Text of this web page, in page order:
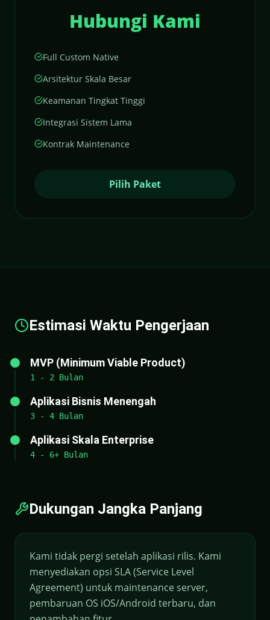
Hubungi Kami
Full Custom Native
Arsitektur Skala Besar
Keamanan Tingkat Tinggi
Integrasi Sistem Lama
Kontrak Maintenance
Pilih Paket
Estimasi Waktu Pengerjaan
MVP (Minimum Viable Product)
1 - 2 Bulan
Aplikasi Bisnis Menengah
3 - 4 Bulan
Aplikasi Skala Enterprise
4 - 6+ Bulan
Dukungan Jangka Panjang
Kami tidak pergi setelah aplikasi rilis. Kami
menyediakan opsi SLA (Service Level
Agreement) untuk maintenance server,
pembaruan OS iOS/Android terbaru, dan